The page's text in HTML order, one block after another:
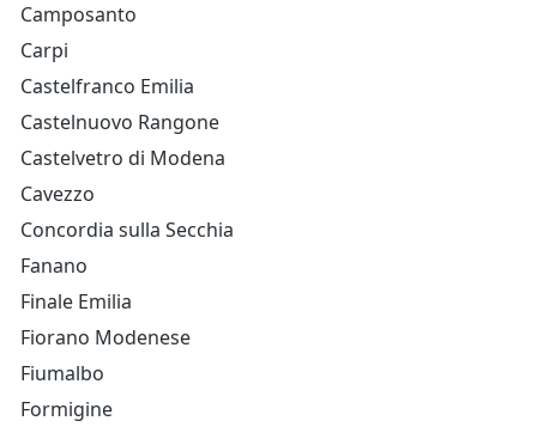
Camposanto
Carpi
Castelfranco Emilia
Castelnuovo Rangone
Castelvetro di Modena
Cavezzo
Concordia sulla Secchia
Fanano
Finale Emilia
Fiorano Modenese
Fiumalbo
Formigine